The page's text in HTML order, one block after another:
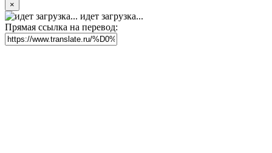
×
идет загрузка...
Прямая ссылка на перевод: